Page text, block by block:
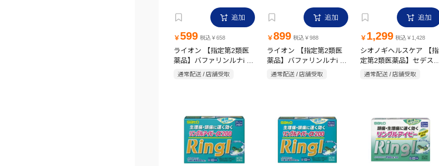
追加
￥599 税込￥658
ライオン 【指定第2類医
薬品】バファリンルナi 20
錠
通常配送 / 店舗受取
追加
￥899 税込￥988
ライオン 【指定第2類医
薬品】バファリンルナi 40
錠
通常配送 / 店舗受取
追加
￥ 1,299 税込￥1,428
シオノギヘルスケア 【指
定第2類医薬品】セデス・
ハイ 20錠
通常配送 / 店舗受取